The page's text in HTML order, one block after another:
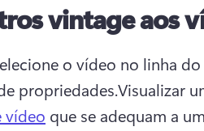
vintage aos
o vídeo no linha
propriedades.Visualizar
vídeo que se adequam a